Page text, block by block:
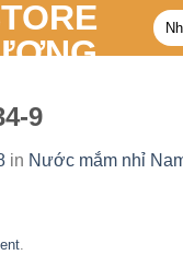
Tìm
9
in Nước mắm nhỉ
.